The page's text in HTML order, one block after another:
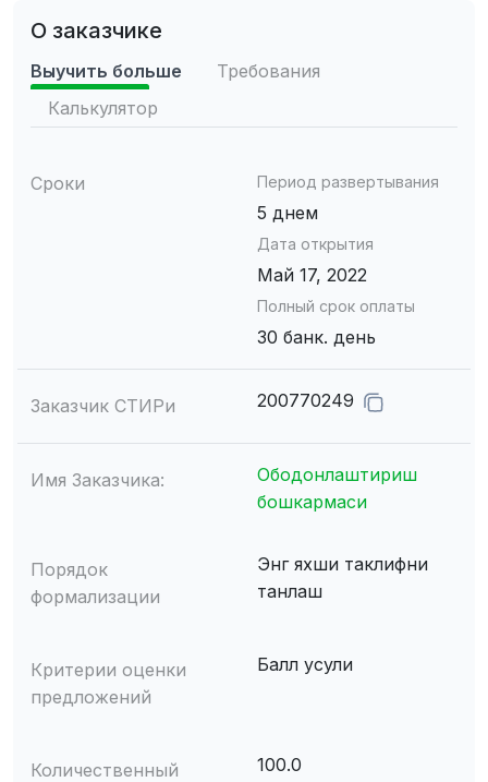
О заказчике
Выучить больше
Требования
Калькулятор
Сроки Период развертывания
5 днем
Дата открытия
Май 17, 2022
Полный срок оплаты
30 банк. день
Заказчик СТИРи 200770249
Имя Заказчика:
Ободонлаштириш
бошкармаси
Порядок
формализации
Энг яхши таклифни
танлаш
Критерии оценки
предложений
Балл усули
Количественный
100.0